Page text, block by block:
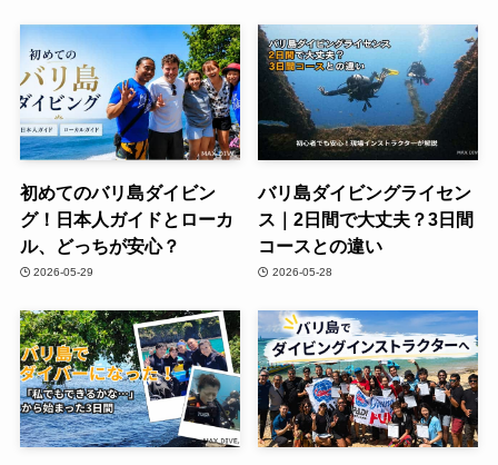
初めてのバリ島ダイビン
グ！日本人ガイドとローカ
ル、どっちが安心？
2026-05-29
バリ島ダイビングライセン
ス｜2日間で大丈夫？3日間
コースとの違い
2026-05-28